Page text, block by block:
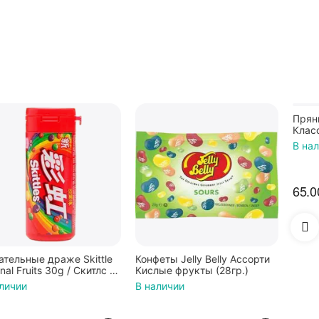
Конфеты Jelly Belly Ассорти
Кислые фрукты (28гр.)
В наличии
Пряники Хлебный Дом
Классические, 300 г
В наличии